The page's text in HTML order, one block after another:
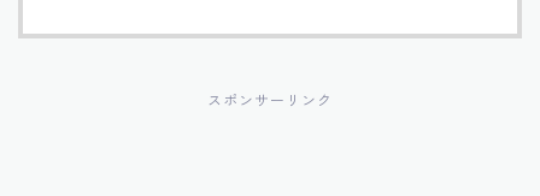
スポンサーリンク